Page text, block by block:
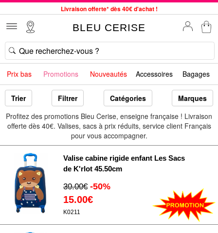
Livraison offerte* dès 40€ d'achat !
Commande avant 12h expédiée le jour même, du lundi au vendredi
33 magasins en France. Un à proximité de chez vous ?
Bon shopping chez BLEU CERISE !
Jusqu'à -75% sur le site du 29/07 au 27/08
Samsonite, Delsey, American Tourister, Little Marcel à Prix Bas
BLEU CERISE
Prix bas Promotions Nouveautés Accessoires Bagages
Trier Filtrer Catégories
Marques
Profitez des promotions Bleu Cerise, enseigne française ! Livraison
offerte dès 40€. Valises, sacs à prix réduits, service client Français
pour vous accompagner.
Valise cabine rigide enfant Les Sacs
de K'rlot 45.50cm
30.00€ -50%
15.00€
K0211